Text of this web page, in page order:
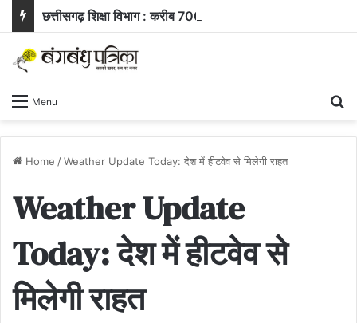
Menu
Home /Weather Update Today: देश में हीटवेव से मिलेगी राहत
Weather Update
Today: देश में हीटवेव से
मिलेगी राहत